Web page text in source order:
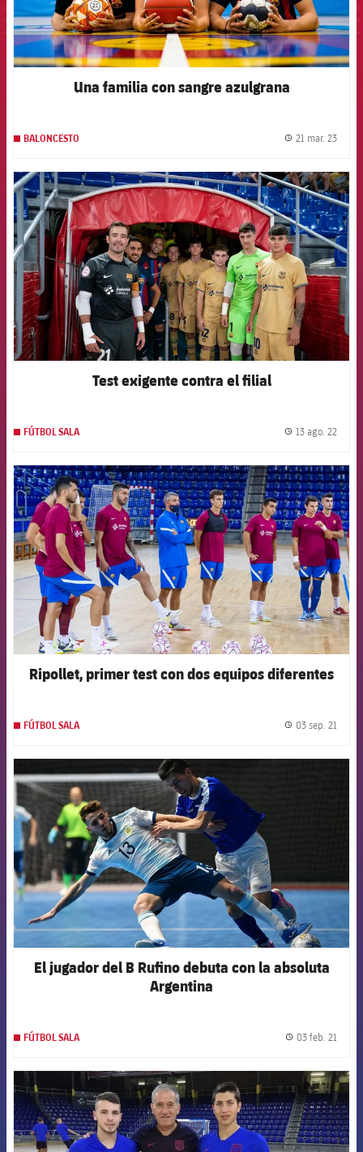
Una familia con sangre azulgrana
BALONCESTO 21 mar. 23
FCB Barcelona badge
Test exigente contra el filial
FÚTBOL SALA 13 ago. 22
FCB Barcelona badge
Ripollet, primer test con dos equipos diferentes
FÚTBOL SALA 03 sep. 21
FCB Barcelona badge
El jugador del B Rufino debuta con la absoluta
Argentina
FÚTBOL SALA 03 feb. 21
FCB Barcelona badge